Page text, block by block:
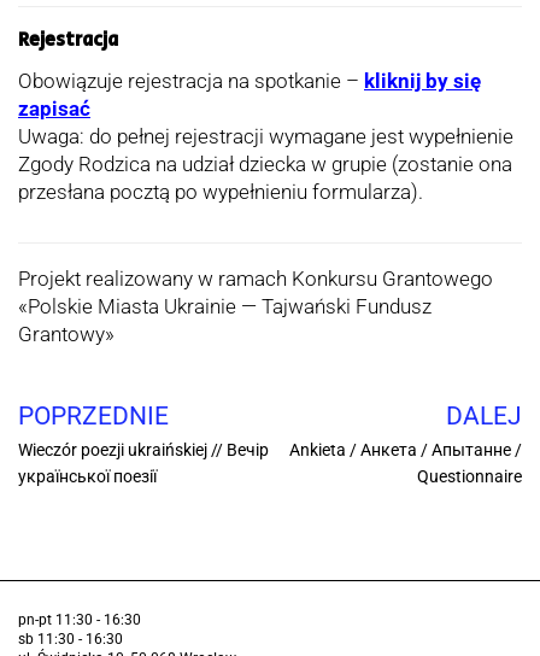
Rejestracja
Obowiązuje rejestracja na spotkanie – kliknij by się
zapisać
Uwaga: do pełnej rejestracji wymagane jest wypełnienie
Zgody Rodzica na udział dziecka w grupie (zostanie ona
przesłana pocztą po wypełnieniu formularza).
Projekt realizowany w ramach Konkursu Grantowego
«‎Polskie Miasta Ukrainie — Tajwański Fundusz
Grantowy»
POPRZEDNIE
Wieczór poezji ukraińskiej // Вечір
української поезії
DALEJ
Ankieta / Анкета / Апытанне /
Questionnaire
pn-pt 11:30 - 16:30
sb 11:30 - 16:30